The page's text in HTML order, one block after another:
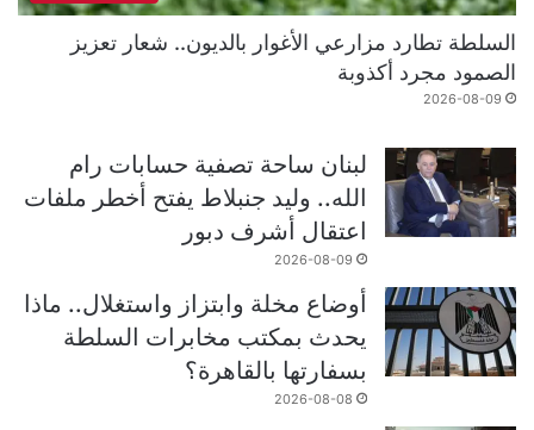
السلطة تطارد مزارعي الأغوار بالديون.. شعار تعزيز
الصمود مجرد أكذوبة
2026-08-09
لبنان ساحة تصفية حسابات رام
الله.. وليد جنبلاط يفتح أخطر ملفات
اعتقال أشرف دبور
2026-08-09
أوضاع مخلة وابتزاز واستغلال.. ماذا
يحدث بمكتب مخابرات السلطة
بسفارتها بالقاهرة؟
2026-08-08